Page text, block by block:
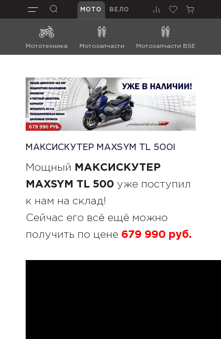
МОТО ВЕЛО
Мототехника Мотозапчасти Мотозапчасти BSE
МАКСИСКУТЕР MAXSYM TL 500I
Мощный
МАКСИСКУТЕР
MAXSYM TL 500уже поступил
к нам на склад!
Сейчас его всё ещё можно
получить по цене 679 990 руб.